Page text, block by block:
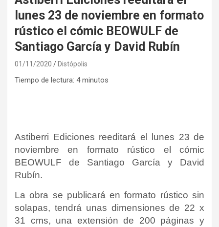
lunes 23 de noviembre en formato
rústico el cómic BEOWULF de
Santiago García y David Rubín
01/11/2020 Distópolis
Tiempo de lectura: 4 minutos
Astiberri Ediciones reeditará el lunes 23 de
noviembre en formato rústico el cómic
BEOWULF de Santiago García y David
Rubín.
La obra se publicará en formato rústico sin
solapas, tendrá unas dimensiones de 22 x
31 cms, una extensión de 200 páginas y